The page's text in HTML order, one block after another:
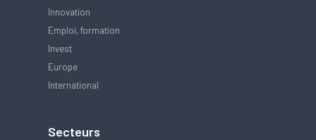
Innovation
Emploi, formation
Invest
Europe
International
Secteurs